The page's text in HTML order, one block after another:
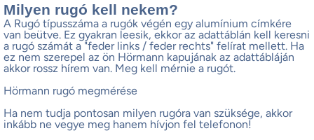
Milyen rugó kell nekem?
A Rugó típusszáma a rugók végén egy alumínium címkére
van beütve. Ez gyakran leesik, ekkor az adattáblán kell keresni
a rugó számát a "feder links / feder rechts" felírat mellett. Ha
ez nem szerepel az ön Hörmann kapujának az adattábláján
akkor rossz hírem van. Meg kell mérnie a rugót.
Hörmann rugó megmérése
Ha nem tudja pontosan milyen rugóra van szüksége, akkor
inkább ne vegye meg hanem hívjon fel telefonon!